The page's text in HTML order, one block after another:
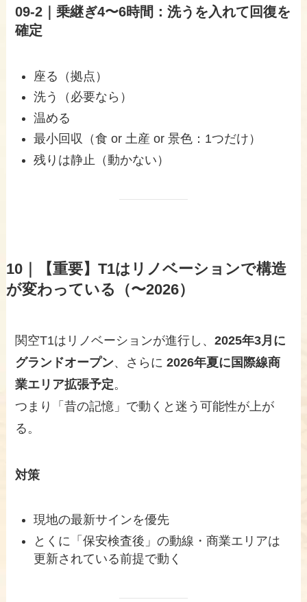
09-2｜乗継ぎ4〜6時間：洗うを入れて回復を
確定
座る（拠点）
洗う（必要なら）
温める
最小回収（食 or 土産 or 景色：1つだけ）
残りは静止（動かない）
10｜【重要】T1はリノベーションで構造
が変わっている（〜2026）
関空T1はリノベーションが進行し、2025年3月に
グランドオープン、さらに2026年夏に国際線商
業エリア拡張予定。
つまり「昔の記憶」で動くと迷う可能性が上が
る。
対策
現地の最新サインを優先
とくに「保安検査後」の動線・商業エリアは
更新されている前提で動く